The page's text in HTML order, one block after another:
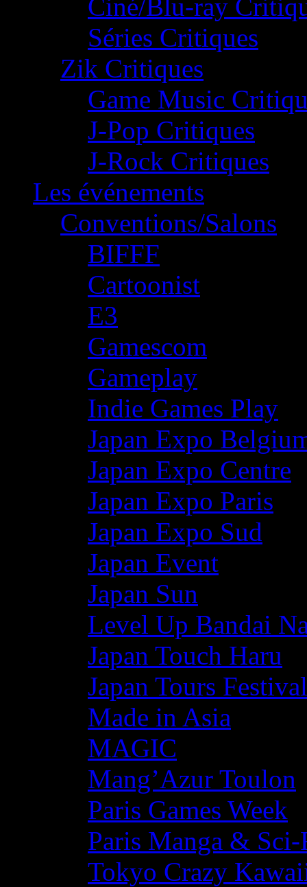
Ciné/Blu-ray
Séries Critiques
Zik Critiques
Game Music
J-Pop Critiques
J-Rock Critiques
Les événements
Conventions/Salons
BIFFF
Cartoonist
E3
Gamescom
Gameplay
Indie Games Play
Japan Expo
Japan Expo Centre
Japan Expo Paris
Japan Expo Sud
Japan Event
Japan Sun
Level Up Bandai
Japan Touch Haru
Japan Tours Festival
Made in Asia
MAGIC
Mang’Azur Toulon
Paris Games Week
Paris Manga &
Tokyo Crazy